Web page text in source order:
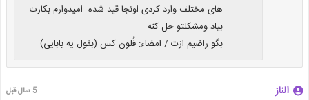
های مختلف وارد کردی اونجا قید شده. امیدوارم بکارت
بیاد ومشکلتو حل کنه.
بگو راضیم ازت / امضاء: فُلون کس (بقول یه بابایی)
الناز 5 سال قبل